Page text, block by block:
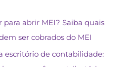
abrir MEI? Saiba quais
ser cobrados do MEI
escritório de contabilidade: